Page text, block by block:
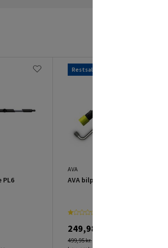
PL6
Restsalg
AVA
AVA bilpleje kit PS10
249,98 kr.
499,95 kr.